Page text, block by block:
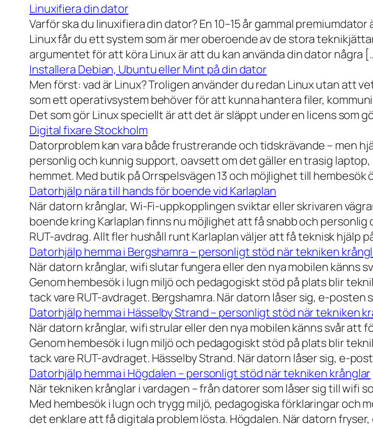
Linuxifiera din dator
Varför ska du linuxifiera din dator? En 10–15 år gammal
Linux får du ett system som är mer oberoende av de stora
argumentet för att köra Linux är att du kan använda din dator några
Installera Debian, Ubuntu eller Mint på din dator
Men först: vad är Linux? Troligen använder du redan Linux utan att
som ett operativsystem behöver för att kunna hantera filer,
Det som gör Linux speciellt är att det är släppt under en licens som
Digital fixare Stockholm
Datorproblem kan vara både frustrerande och tidskrävande – men
personlig och kunnig support, oavsett om det gäller en trasig
hemmet. Med butik på Orrspelsvägen 13 och möjlighet till
Datorhjälp nära till hands för boende vid Karlaplan
När datorn krånglar, Wi-Fi-uppkopplingen sviktar eller skrivaren
boende kring Karlaplan finns nu möjlighet att få snabb och
RUT-avdrag. Allt fler hushåll runt Karlaplan väljer att få teknisk hjälp
Datorhjälp hemma i Bergshamra – personligt stöd när tekniken
När datorn krånglar, wifi slutar fungera eller den nya mobilen känns
Genom hembesök i lugn miljö och pedagogiskt stöd på plats blir
tack vare RUT-avdraget. Bergshamra. När datorn låser sig, e-posten
Datorhjälp hemma i Hässelby Strand – personligt stöd när tekniken
När datorn krånglar, wifi strular eller den nya mobilen känns svår att
Genom hembesök i lugn miljö och pedagogiskt stöd på plats blir
tack vare RUT-avdraget. Hässelby Strand. När datorn låser sig, e-
Datorhjälp hemma i Högdalen – personligt stöd när tekniken krånglar
När tekniken krånglar i vardagen – från datorer som låser sig till wifi
Med hembesök i lugn och trygg miljö, pedagogiska förklaringar och
det enklare att få digitala problem lösta. Högdalen. När datorn